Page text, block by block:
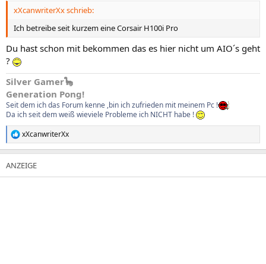
xXcanwriterXx schrieb:
Ich betreibe seit kurzem eine Corsair H100i Pro
Du hast schon mit bekommen das es hier nicht um AIO´s geht
?
Silver Gamer🦕
Generation Pong!
Seit dem ich das Forum kenne ,bin ich zufrieden mit meinem Pc !
Da ich seit dem weiß wieviele Probleme ich NICHT habe !
R
e
a
k
t
xXcanwriterXx